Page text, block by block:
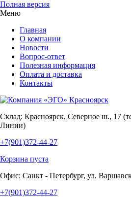
Полная версия
Меню
Главная
О компании
Новости
Вопрос-ответ
Полезная информация
Оплата и доставка
Контакты
Склад: Красноярск, Северное ш., 17
Линии)
+7(901)372-44-27
Корзина пуста
Офис: Санкт - Петербург, ул.
+7(901)372-44-27